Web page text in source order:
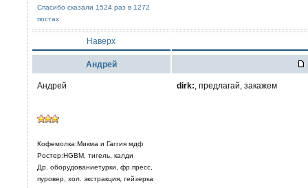
Спасибо сказали 1524 раз в 1272
постах
Наверх
Aндрей
Андрей
Кофемолка:Микма и Гаггия мдф
Ростер:HGBM, тигель, калди
Др. оборудованиетурки, фр.пресс,
пуровер, хол. экстракция, гейзерка
dirk: , предлагай, закажем